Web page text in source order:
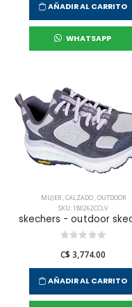
AÑADIR AL CARRITO
WHATSAPP
MUJER,CALZADO,OUTDOOR
SKU: 180262CCLV
C$ 3,774.00
AÑADIR AL CARRITO